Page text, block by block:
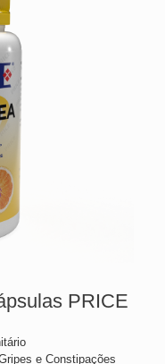
PRICE
e Constipações